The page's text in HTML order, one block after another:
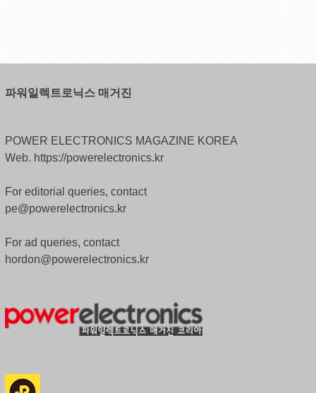
파워일렉트로닉스 매거진
POWER ELECTRONICS MAGAZINE KOREA
Web. https://powerelectronics.kr
For editorial queries, contact
pe@powerelectronics.kr
For ad queries, contact
hordon@powerelectronics.kr